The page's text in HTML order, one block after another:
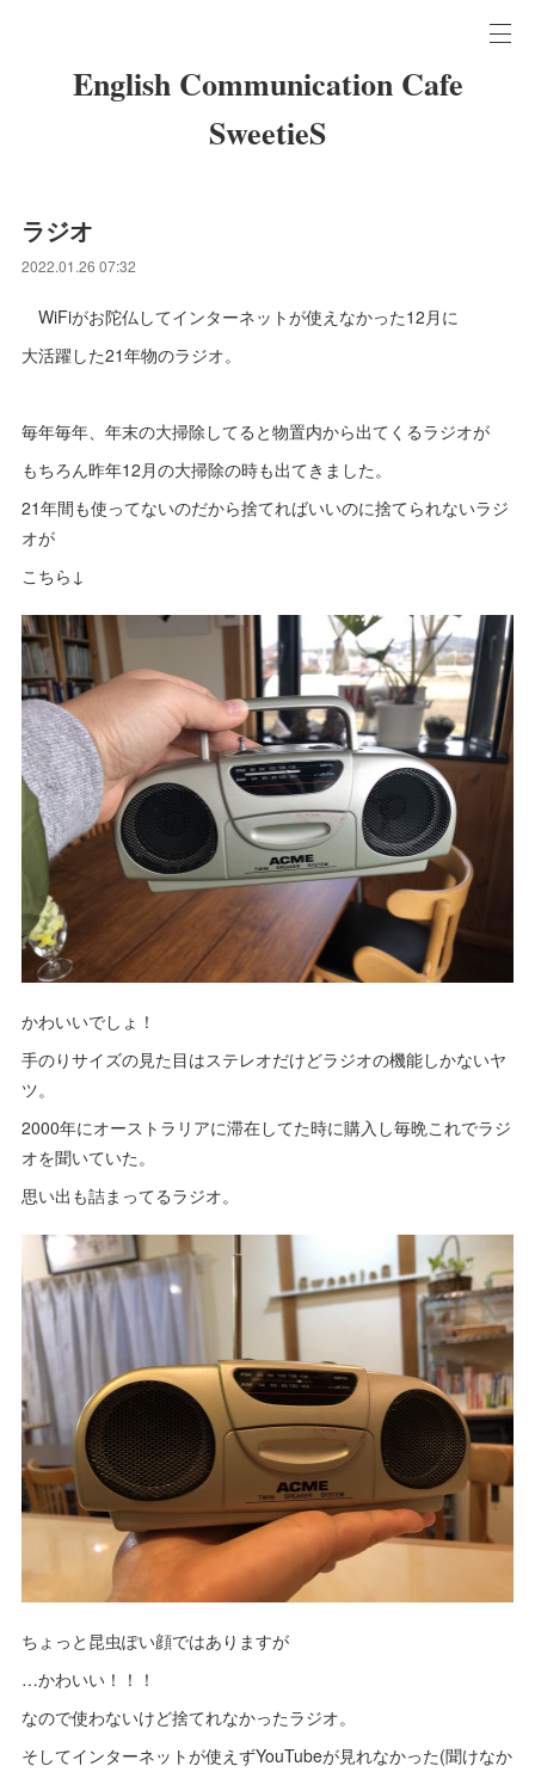
English Communication Cafe
SweetieS
ラジオ
2022.01.26 07:32
WiFiがお陀仏してインターネットが使えなかった12月に
大活躍した21年物のラジオ。
毎年毎年、年末の大掃除してると物置内から出てくるラジオが
もちろん昨年12月の大掃除の時も出てきました。
21年間も使ってないのだから捨てればいいのに捨てられないラジ
オが
こちら↓
かわいいでしょ！
手のりサイズの見た目はステレオだけどラジオの機能しかないヤ
ツ。
2000年にオーストラリアに滞在してた時に購入し毎晩これでラジ
オを聞いていた。
思い出も詰まってるラジオ。
ちょっと昆虫ぽい顔ではありますが
…かわいい！！！
なので使わないけど捨てれなかったラジオ。
そしてインターネットが使えずYouTubeが見れなかった(聞けなか